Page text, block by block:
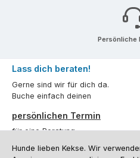
Persönliche
Lass dich beraten!
Gerne sind wir für dich da.
Buche einfach deinen
persönlichen Termin
für eine Beratung.
Oder über unserKontaktformular.
Hunde lieben Kekse. Wir